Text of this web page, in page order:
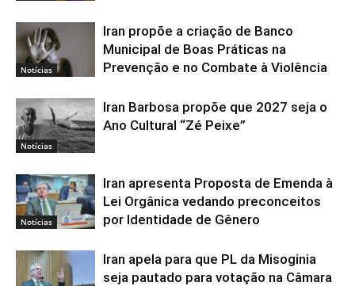
Notícias
Iran propõe a criação de Banco
Municipal de Boas Práticas na
Prevenção e no Combate à Violência
Notícias
Iran Barbosa propõe que 2027 seja o
Ano Cultural “Zé Peixe”
Notícias
Iran apresenta Proposta de Emenda à
Lei Orgânica vedando preconceitos
por Identidade de Gênero
Iran apela para que PL da Misoginia
seja pautado para votação na Câmara